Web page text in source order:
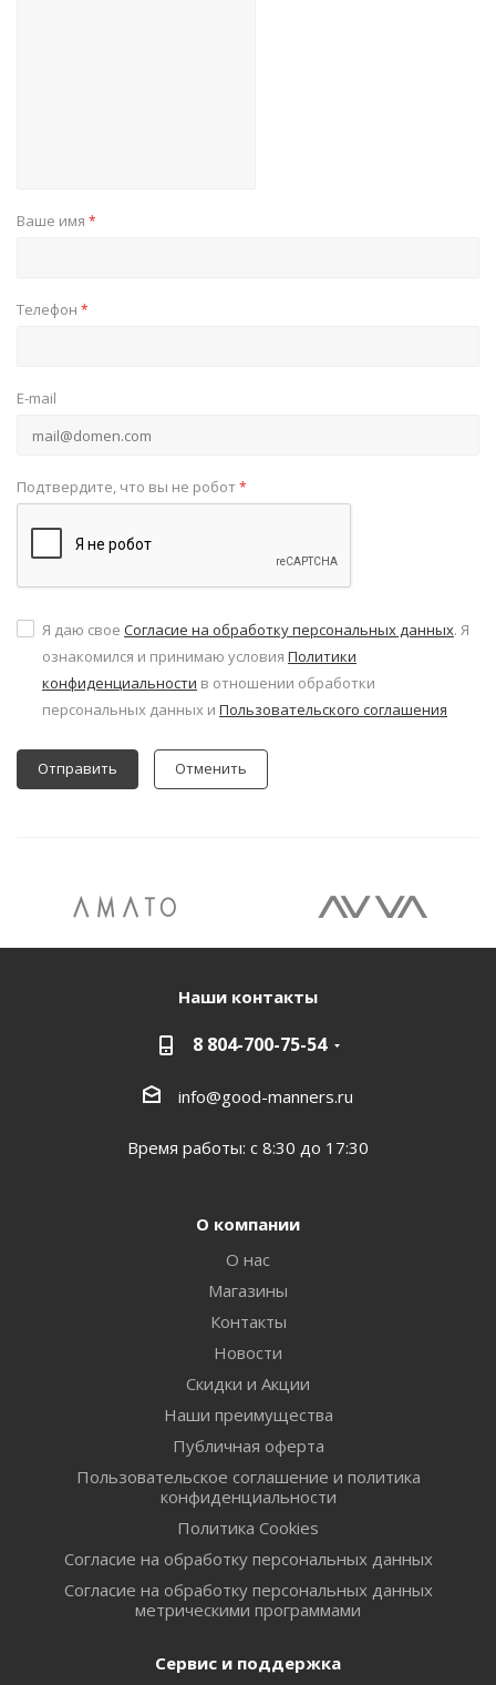
Ваше имя *
Телефон *
E-mail
Подтвердите, что вы не робот*
Я даю свое Согласие на обработку персональных данных. Я
ознакомился и принимаю условия Политики
конфиденциальности в отношении обработки
персональных данных и Пользовательского соглашения
Отменить
Наши контакты
8 804-700-75-54
info@good-manners.ru
Время работы: с 8:30 до 17:30
О компании
О нас
Магазины
Контакты
Новости
Скидки и Акции
Наши преимущества
Публичная оферта
Пользовательское соглашение и политика
конфиденциальности
Политика Cookies
Согласие на обработку персональных данных
Согласие на обработку персональных данных
метрическими программами
Сервис и поддержка